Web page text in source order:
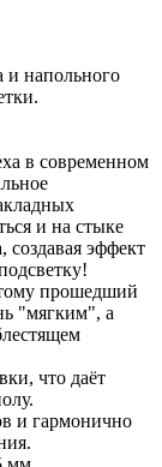
и напольного
в современном
и на стыке
создавая эффект
прошедший
"мягким", а
что даёт
и гармонично